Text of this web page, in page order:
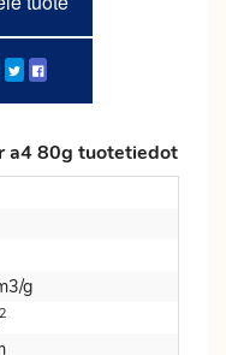
a4 80g tuotetiedot
g
2